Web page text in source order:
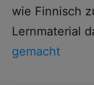
wie Finnisch
Lernmaterial
gemacht